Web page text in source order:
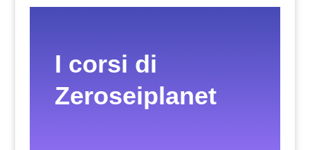
I corsi di
Zeroseiplanet